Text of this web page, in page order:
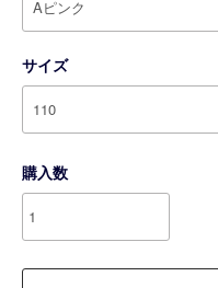
サイズ
購入数